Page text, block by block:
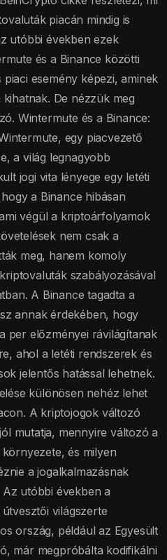
piacán mindig is
utóbbi években ezek
és a Binance közötti
esemény képezi, aminek
De nézzük meg
Wintermute és a Binance:
egy piacvezető
a világ legnagyobb
jogi vita lényege egy letéti
a Binance hibásan
végül a kriptoárfolyamok
nem csak a
meg, hanem komoly
szabályozásával
A Binance tagadta a
annak érdekében, hogy
per előzményei rávilágítanak
ahol a letéti rendszerek és
jelentős hatással lehetnek.
különösen nehéz lehet
A kriptojogok változó
mutatja, mennyire változó a
és milyen
a jogalkalmazásnak
utóbbi években a
világszerte
ország, például az Egyesült
már megpróbálta kodifikálni